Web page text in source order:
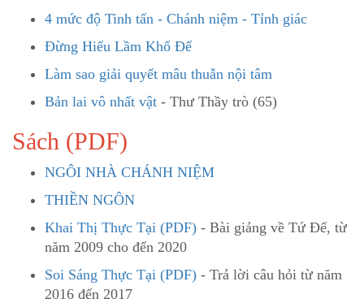
4 mức độ Tinh tấn - Chánh niệm - Tỉnh giác
Đừng Hiểu Lầm Khổ Đế
Làm sao giải quyết mâu thuẫn nội tâm
Bản lai vô nhất vật - Thư Thầy trò (65)
Sách (PDF)
NGÔI NHÀ CHÁNH NIỆM
THIỀN NGÔN
Khai Thị Thực Tại (PDF) - Bài giảng về Tứ Đế, từ
năm 2009 cho đến 2020
Soi Sáng Thực Tại (PDF) - Trả lời câu hỏi từ năm
2016 đến 2017